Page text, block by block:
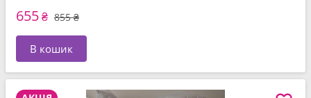
655₴ 855 ₴
В кошик